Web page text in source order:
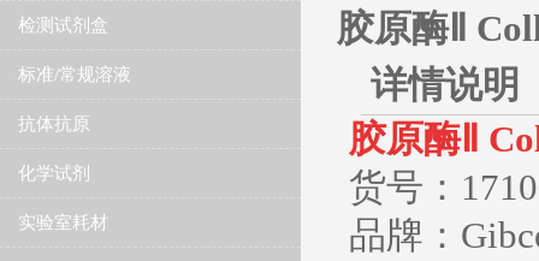
检测试剂盒
标准/常规溶液
抗体抗原
化学试剂
实验室耗材
胶原酶Ⅱ
详情说明
胶原酶Ⅱ
货号：
品牌：